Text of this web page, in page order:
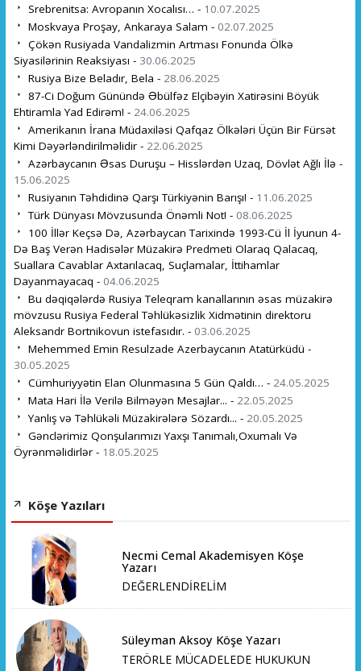
Srebrenitsa: Avropanın Xocalısı… - 10.07.2025
Moskvaya Proşay, Ankaraya Salam - 02.07.2025
Çökən Rusiyada Vandalizmin Artması Fonunda Ölkə
Siyasilərinin Reaksiyası - 30.06.2025
Rusiya Bize Beladır, Bela - 28.06.2025
87-Ci Doğum Günündə Əbülfəz Elçibəyin Xatirəsini Böyük
Ehtiramla Yad Edirəm! - 24.06.2025
Amerikanın İrana Müdaxiləsi Qafqaz Ölkələri Üçün Bir Fürsət
Kimi Dəyərləndirilməlidir - 22.06.2025
Azərbaycanın Əsas Duruşu – Hisslərdən Uzaq, Dövlət Ağlı İlə -
15.06.2025
Rusiyanın Təhdidinə Qarşı Türkiyənin Barışı! - 11.06.2025
Türk Dünyası Mövzusunda Önəmli Not! - 08.06.2025
100 İllər Keçsə Də, Azərbaycan Tarixində 1993-Cü İl İyunun 4-
Də Baş Verən Hadisələr Müzakirə Predmeti Olaraq Qalacaq,
Suallara Cavablar Axtarılacaq, Suçlamalar, İttihamlar
Dayanmayacaq - 04.06.2025
Bu dəqiqələrdə Rusiya Teleqram kanallarının əsas müzakirə
mövzusu Rusiya Federal Təhlükəsizlik Xidmətinin direktoru
Aleksandr Bortnikovun istefasıdır. - 03.06.2025
Mehemmed Emin Resulzade Azerbaycanın Atatürküdü -
30.05.2025
Cümhuriyyətin Elan Olunmasına 5 Gün Qaldı… - 24.05.2025
Mata Hari İlə Verilə Bilməyən Mesajlar... - 22.05.2025
Yanlış və Təhlükəli Müzakirələrə Sözardı... - 20.05.2025
Gənclərimiz Qonşularımızı Yaxşı Tanımalı,Oxumalı Və
Öyrənməlidirlər - 18.05.2025
Köşe Yazıları
Necmi Cemal Akademisyen Köşe
Yazarı
DEĞERLENDİRELİM
Süleyman Aksoy Köşe Yazarı
TERÖRLE MÜCADELEDE HUKUKUN